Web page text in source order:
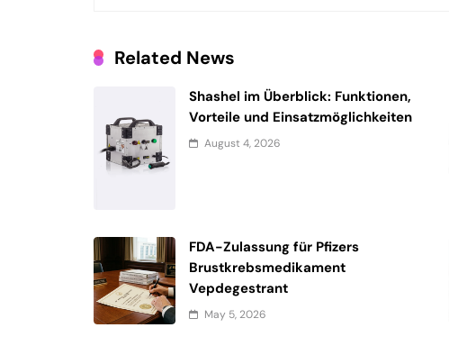
Related News
Shashel im Überblick: Funktionen,
Vorteile und Einsatzmöglichkeiten
August 4, 2026
FDA-Zulassung für Pfizers
Brustkrebsmedikament
Vepdegestrant
May 5, 2026